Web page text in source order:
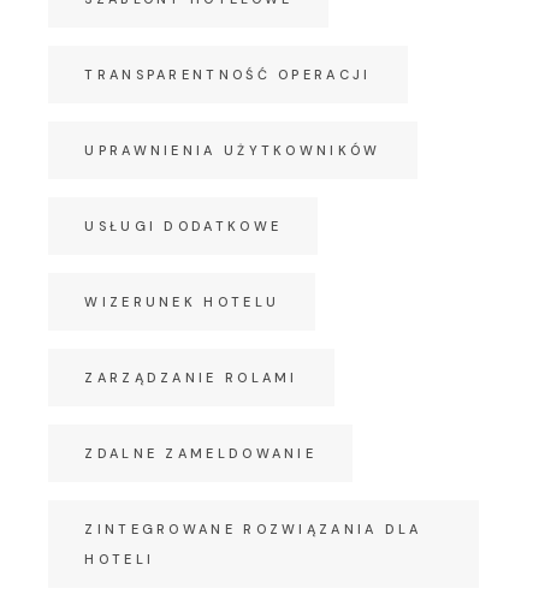
TRANSPARENTNOŚĆ OPERACJI
UPRAWNIENIA UŻYTKOWNIKÓW
USŁUGI DODATKOWE
WIZERUNEK HOTELU
ZARZĄDZANIE ROLAMI
ZDALNE ZAMELDOWANIE
ZINTEGROWANE ROZWIĄZANIA DLA
HOTELI